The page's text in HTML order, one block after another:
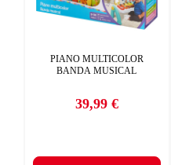
PIANO MULTICOLOR
BANDA MUSICAL
Precio
39,99 €